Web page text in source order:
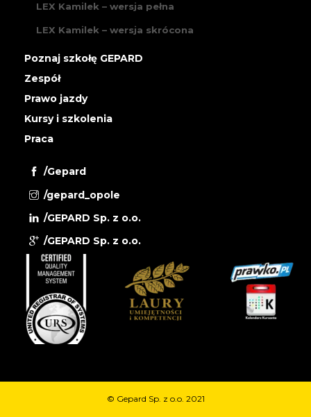
LEX Kamilek – wersja pełna
LEX Kamilek – wersja skrócona
Poznaj szkołę GEPARD
Zespół
Prawo jazdy
Kursy i szkolenia
Praca
/Gepard
/gepard_opole
/GEPARD Sp. z o.o.
/GEPARD Sp. z o.o.
© Gepard Sp. z o.o. 2021